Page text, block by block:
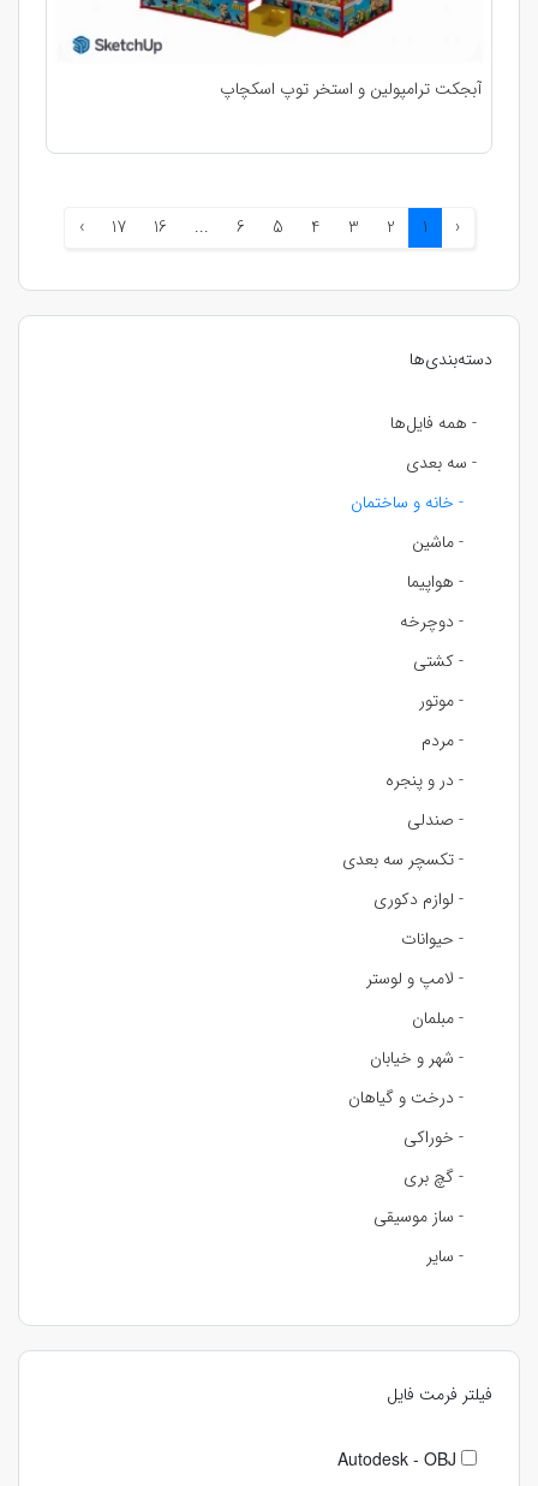
دسته‌بندی‌ها
- همه فایل‌ها
- سه بعدی
- خانه و ساختمان
- ماشین
- هواپیما
- دوچرخه
- کشتی
- موتور
- مردم
- در و پنجره
- صندلی
- تکسچر سه بعدی
- لوازم دکوری
- حیوانات
- لامپ و لوستر
- مبلمان
- شهر و خیابان
- درخت و گیاهان
- خوراکی
- گچ بری
- ساز موسیقی
- سایر
فیلتر فرمت فایل
Autodesk - OBJ
آبجکت ترامپولین و استخر توپ اسکچاپ
‹
1
2
3
4
5
6
...
16
17
›